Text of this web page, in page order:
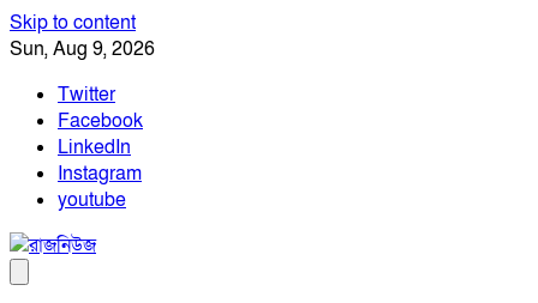
Skip to content
Sun, Aug 9, 2026
Twitter
Facebook
LinkedIn
Instagram
youtube